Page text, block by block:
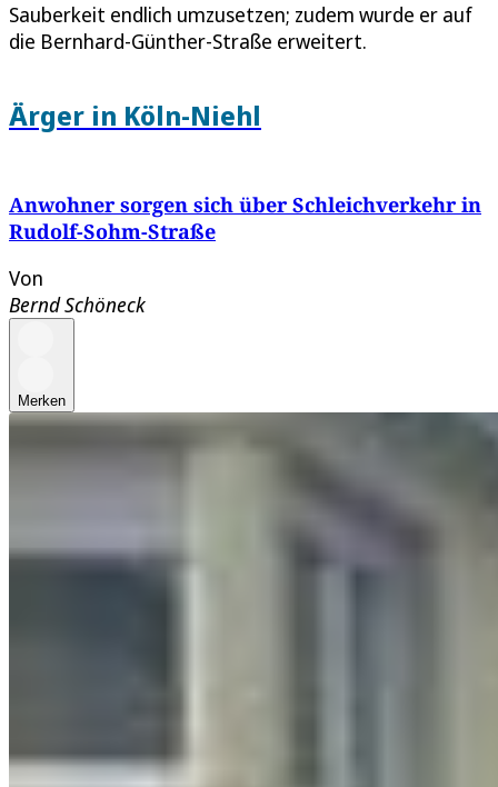
Sauberkeit endlich umzusetzen; zudem wurde er auf
die Bernhard-Günther-Straße erweitert.
Ärger in Köln-Niehl
Anwohner sorgen sich über Schleichverkehr in
Rudolf-Sohm-Straße
Von
Bernd Schöneck
Merken